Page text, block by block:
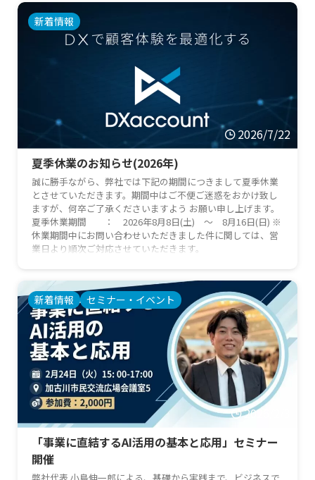
新着情報
2026/7/22
夏季休業のお知らせ(2026年)
誠に勝手ながら、弊社では下記の期間につきまして夏季休業
とさせていただきます。期間中はご不便ご迷惑をおかけ致し
ますが、何卒ご了承くださいますよう お願い申し上げます。
夏季休業期間 ： 2026年8月8日(土) ～ 8月16日(日) ※
休業期間中にお問い合わせいただきました件に関しては、営
業日より順次ご対応させていただきます。
新着情報 セミナー・イベント
2026/2/3
「事業に直結するAI活用の基本と応用」セミナー
開催
弊社代表 小島伸一郎による、基礎から実践まで、ビジネスで